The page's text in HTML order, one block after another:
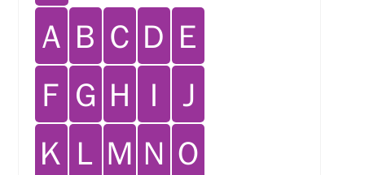
Ａ Ｂ Ｃ Ｄ Ｅ
Ｆ Ｇ Ｈ Ｉ Ｊ
Ｋ Ｌ Ｍ Ｎ Ｏ